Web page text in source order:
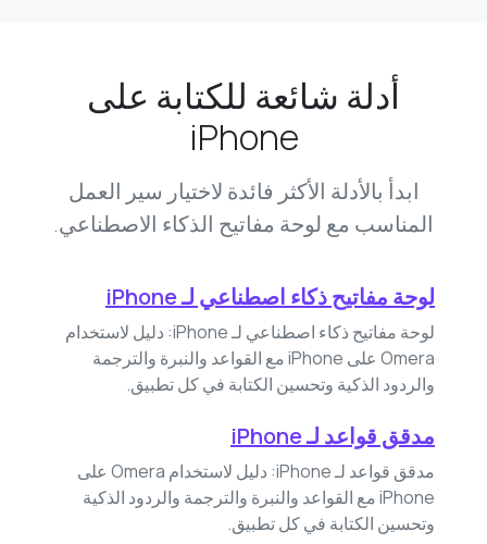
أدلة شائعة للكتابة على
iPhone
ابدأ بالأدلة الأكثر فائدة لاختيار سير العمل
المناسب مع لوحة مفاتيح الذكاء الاصطناعي.
لوحة مفاتيح ذكاء اصطناعي لـ iPhone
لوحة مفاتيح ذكاء اصطناعي لـ iPhone: دليل لاستخدام
Omera على iPhone مع القواعد والنبرة والترجمة
والردود الذكية وتحسين الكتابة في كل تطبيق.
مدقق قواعد لـ iPhone
مدقق قواعد لـ iPhone: دليل لاستخدام Omera على
iPhone مع القواعد والنبرة والترجمة والردود الذكية
وتحسين الكتابة في كل تطبيق.